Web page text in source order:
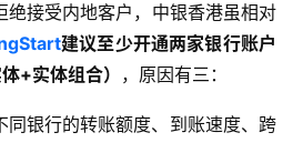
绝接受内地客户，中银香港虽相对
建议至少开通两家银行账户
+实体组合） ，原因有三：
同银行的转账额度、到账速度、跨